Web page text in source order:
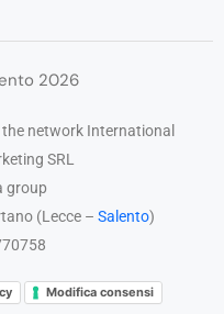
2026
network International
SRL
group
(Lecce – Salento)
Modifica consensi